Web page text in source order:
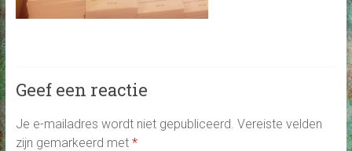
Geef een reactie
Je e-mailadres wordt niet gepubliceerd. Vereiste velden
zijn gemarkeerd met *